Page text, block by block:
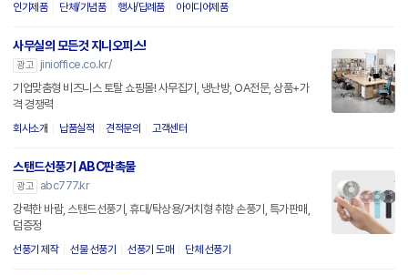
인기제품 단체/기념품 행사/답례품 아이디어제품
사무실의 모든것 지니오피스!
광고
jinioffice.co.kr/
기업맞춤형 비즈니스 토탈 쇼핑몰! 사무집기, 냉난방, OA전문, 상품+가
격 경쟁력
회사소개 납품실적 견적문의 고객센터
스탠드선풍기 ABC판촉물
광고
abc777.kr
강력한 바람, 스탠드선풍기, 휴대/탁상용/거치형 취향 손풍기, 특가판매,
덤증정
선풍기 제작 선물 선풍기 선풍기 도매 단체 선풍기